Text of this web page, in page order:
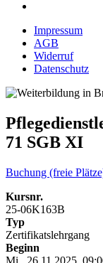
Impressum
AGB
Widerruf
Datenschutz
71 SGB XI
Buchung (freie
Kursnr.
25-06K163B
Typ
Zertifikatslehrgang
Beginn
Mi., 26.11.2025,